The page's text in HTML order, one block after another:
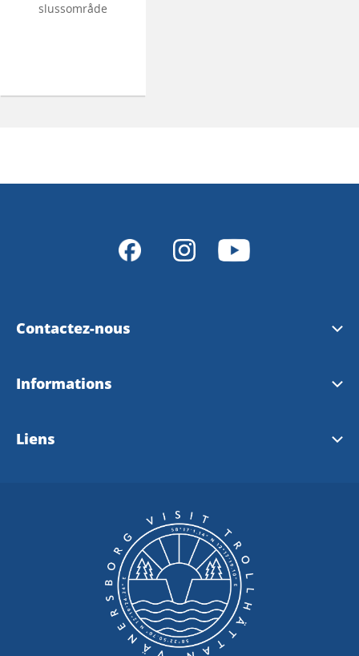
slussområde
Contactez-nous
Office de Tourisme de Trollhättan
Informations
Plans de ville 2026
Liens
Dalsland Canal (EN)